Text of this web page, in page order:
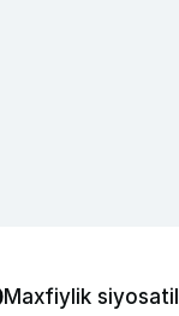
Maxfiylik siyosati